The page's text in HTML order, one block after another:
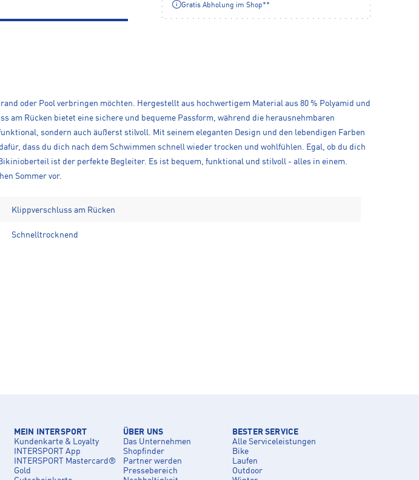
Gratis Abholung im Shop**
oder Pool verbringen möchten. Hergestellt aus hochwertigem Material aus 80 % Polyamid und
am Rücken bietet eine sichere und bequeme Passform, während die herausnehmbaren
sondern auch äußerst stilvoll. Mit seinem eleganten Design und den lebendigen Farben
dass du dich nach dem Schwimmen schnell wieder trocken und wohlfühlen. Egal, ob du dich
ist der perfekte Begleiter. Es ist bequem, funktional und stilvoll - alles in einem.
Sommer vor.
Klippverschluss am Rücken
Schnelltrocknend
MEIN INTERSPORT
Kundenkarte & Loyalty
INTERSPORT App
INTERSPORT Mastercard®
Gold
ÜBER UNS
Das Unternehmen
Shopfinder
Partner werden
Pressebereich
BESTER SERVICE
Alle Serviceleistungen
Bike
Laufen
Outdoor